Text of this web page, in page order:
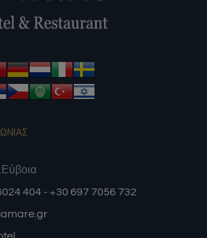
404 - +30 697 7056 732